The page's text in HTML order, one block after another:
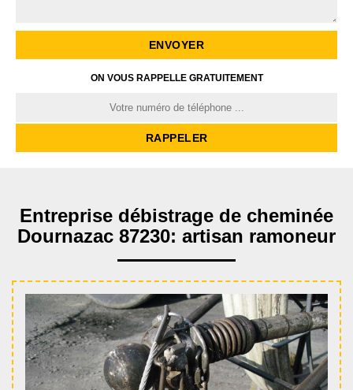
ON VOUS RAPPELLE GRATUITEMENT
Entreprise débistrage de cheminée
Dournazac 87230: artisan ramoneur